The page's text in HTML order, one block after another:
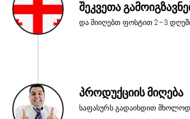
შეკვეთა
და მიიღებთ ფოსტით 2–3
პროდუქციის მიღება
საფასურს გადაიხდით მხოლოდ